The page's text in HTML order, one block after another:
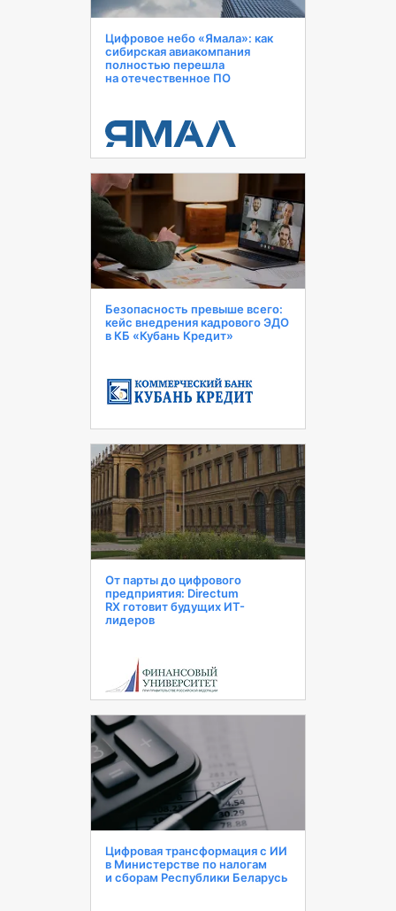
Цифровое небо «Ямала»: как
сибирская авиакомпания
полностью перешла
на отечественное ПО
Безопасность превыше всего:
кейс внедрения кадрового ЭДО
в КБ «Кубань Кредит»
От парты до цифрового
предприятия: Directum
RX готовит будущих ИТ-
лидеров
Цифровая трансформация с ИИ
в Министерстве по налогам
и сборам Республики Беларусь